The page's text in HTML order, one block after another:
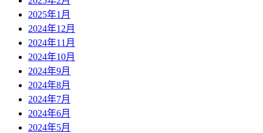
2025年1月
2024年12月
2024年11月
2024年10月
2024年9月
2024年8月
2024年7月
2024年6月
2024年5月